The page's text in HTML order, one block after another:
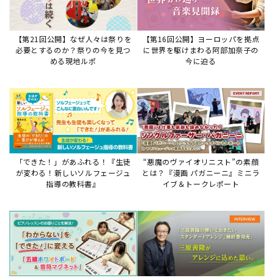
【第21回公開】なぜ人々は祭りを
必要とするのか？祭りの今を見つ
める現地ルポ
【第16回公開】ヨーロッパを拠点
に世界を駆けまわる阿部加奈子の
今に迫る
「できた！」があふれる！『生徒
が変わる！新しいソルフェージュ
指導の教科書』
“悪魔のヴァイオリニスト”の素顔
とは？『漫画 パガニーニ』ミニラ
イブ＆トークレポート